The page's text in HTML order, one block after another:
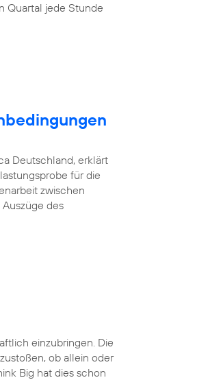
Quartal jede Stunde
Deutschland, erklärt
für die
zwischen
des
einzubringen. Die
ob allein oder
Big hat dies schon